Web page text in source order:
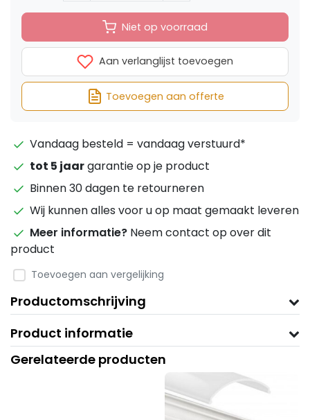
Niet op voorraad
Aan verlanglijst toevoegen
Toevoegen aan offerte
Vandaag besteld = vandaag verstuurd*
tot 5 jaargarantie op je product
Binnen 30 dagen te retourneren
Wij kunnen alles voor u op maat gemaakt leveren
Meer informatie? Neem contact op over dit
product
Toevoegen aan vergelijking
Productomschrijving
Product informatie
Gerelateerde producten